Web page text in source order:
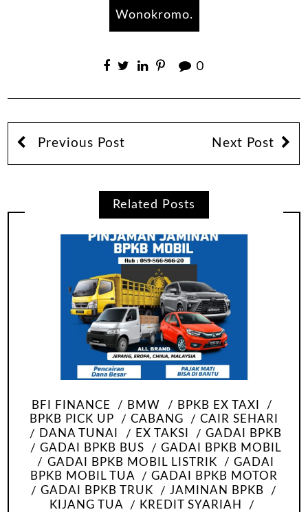
Wonokromo.
0
Previous Post Next Post
Related Posts
BFI FINANCE BMW
BPKB EX TAXI
BPKB PICK UP
CABANG
CAIR SEHARI
DANA TUNAI
EX TAKSI
GADAI BPKB
GADAI BPKB BUS
GADAI BPKB MOBIL
GADAI BPKB MOBIL LISTRIK
GADAI
BPKB MOBIL TUA
GADAI BPKB MOTOR
GADAI BPKB TRUK
JAMINAN BPKB
KIJANG TUA
KREDIT SYARIAH